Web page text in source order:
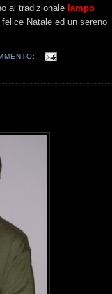
al tradizionale lampo
Natale ed un sereno